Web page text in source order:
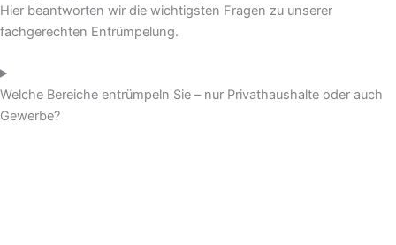
Hier beantworten wir die wichtigsten Fragen zu unserer
fachgerechten Entrümpelung.
Welche Bereiche entrümpeln Sie – nur Privathaushalte oder auch
Gewerbe?